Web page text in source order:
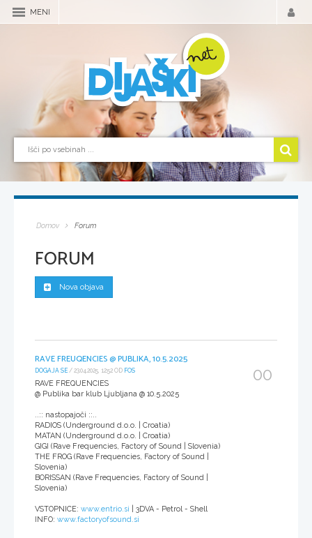
MENI
Domov Forum
FORUM
Nova objava
RAVE FREUQENCIES @ PUBLIKA, 10.5.2025
DOGAJA SE / 23.04.2025, 12:52 OD FOS
RAVE FREQUENCIES
@ Publika bar klub Ljubljana @ 10.5.2025
..:: nastopajoči ::..
RADIOS (Underground d.o.o. | Croatia)
MATAN (Underground d.o.o. | Croatia)
GIGI (Rave Frequencies, Factory of Sound | Slovenia)
THE FROG (Rave Frequencies, Factory of Sound |
Slovenia)
BORISSAN (Rave Frequencies, Factory of Sound |
Slovenia)
VSTOPNICE: www.entrio.si | 3DVA - Petrol - Shell
INFO: www.factoryofsound.si
00